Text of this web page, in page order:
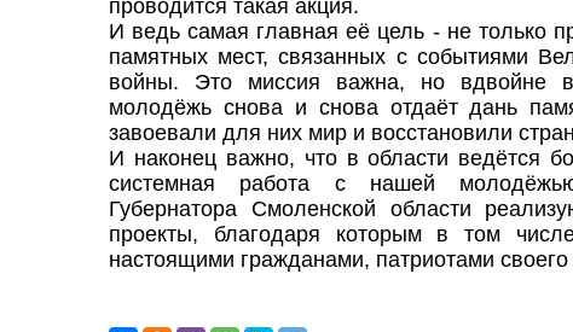
проводится такая акция.
И ведь самая главная её цель - не только
памятных мест, связанных с событиями
войны. Это миссия важна, но вдвойне
молодёжь снова и снова отдаёт дань
завоевали для них мир и восстановили
И наконец важно, что в области ведётся
системная работа с нашей
Губернатора Смоленской области
проекты, благодаря которым в том
настоящими гражданами, патриотами своего